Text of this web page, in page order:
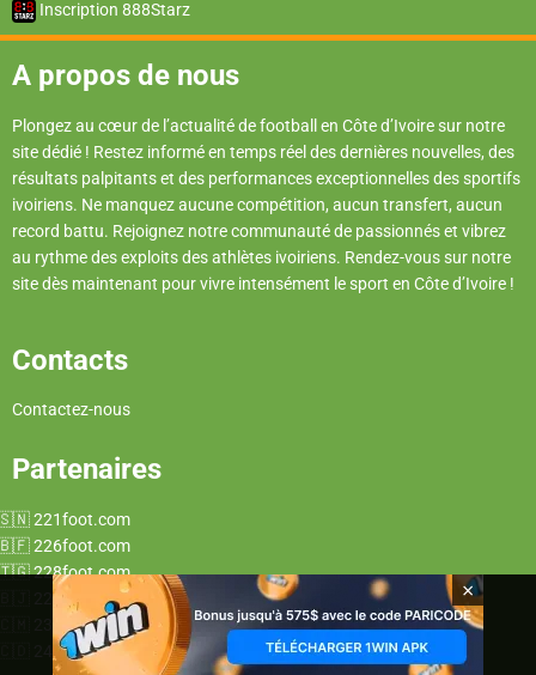
Inscription 888Starz
A propos de nous
Plongez au cœur de l’actualité de football en Côte d’Ivoire sur notre
site dédié ! Restez informé en temps réel des dernières nouvelles, des
résultats palpitants et des performances exceptionnelles des sportifs
ivoiriens. Ne manquez aucune compétition, aucun transfert, aucun
record battu. Rejoignez notre communauté de passionnés et vibrez
au rythme des exploits des athlètes ivoiriens. Rendez-vous sur notre
site dès maintenant pour vivre intensément le sport en Côte d’Ivoire !
Contacts
Contactez-nous
Partenaires
221foot.com
226foot.com
228foot.com
229foot.com
237foot.com
243foot.com
×